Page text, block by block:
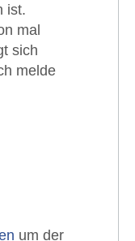
ist.
mal
sich
melde
um der